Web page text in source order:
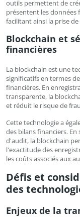
outils permettent de
présentent les données
facilitant ainsi la prise
Blockchain et
financières
La blockchain est une
significatifs en termes
financières. En
transparente, la
et réduit le risque de
Cette technologie a
des bilans financiers.
d'audit, la blockchain
l'exactitude des
les coûts associés aux
Défis et
des
Enjeux de la